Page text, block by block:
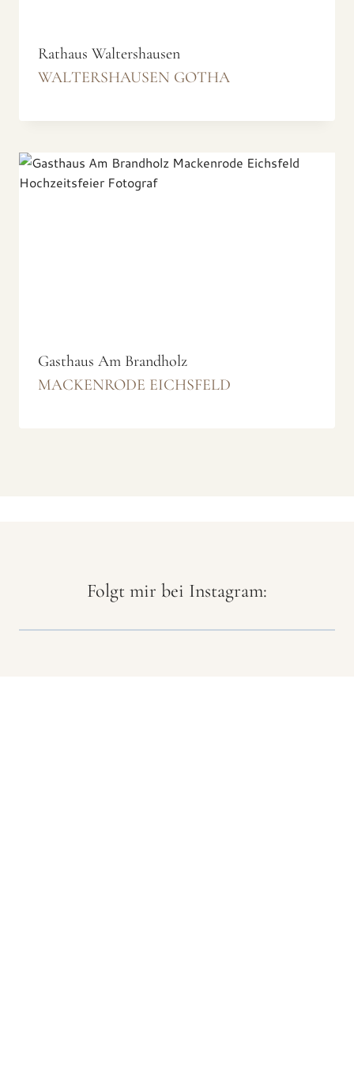
Rathaus Waltershausen
WALTERSHAUSEN GOTHA
Gasthaus Am Brandholz
MACKENRODE EICHSFELD
Folgt mir bei Instagram: